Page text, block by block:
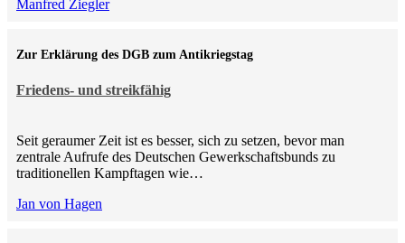
Manfred Ziegler
Friedens- und streikfähig
Zur Erklärung des DGB zum Antikriegstag
Seit geraumer Zeit ist es besser, sich zu setzen, bevor man
zentrale Aufrufe des Deutschen Gewerkschaftsbunds zu
traditionellen Kampftagen wie…
Jan von Hagen